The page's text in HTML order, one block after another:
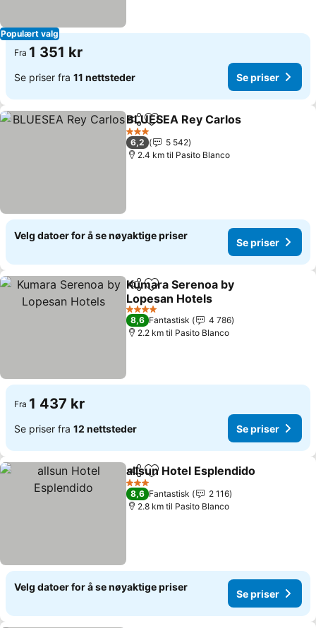
Populært valg
Fra 1 351 kr
Se priser fra 11 nettsteder Se priser
Del Legg til i favoritter
BLUESEA Rey Carlos
3 Stjerner
6,2
5 542
2.4 km til Pasito Blanco
Velg datoer for å se nøyaktige priser
Se priser
Del Legg til i favoritter
Kumara Serenoa by
Lopesan Hotels
Se priser
4 Stjerner
8,6 Fantastisk
4 786
2.2 km til Pasito Blanco
Fra 1 437 kr
Se priser fra 12 nettsteder Se priser
Del Legg til i favoritter
allsun Hotel Esplendido
3 Stjerner
8,6 Fantastisk
2 116
2.8 km til Pasito Blanco
Velg datoer for å se nøyaktige priser
Se priser